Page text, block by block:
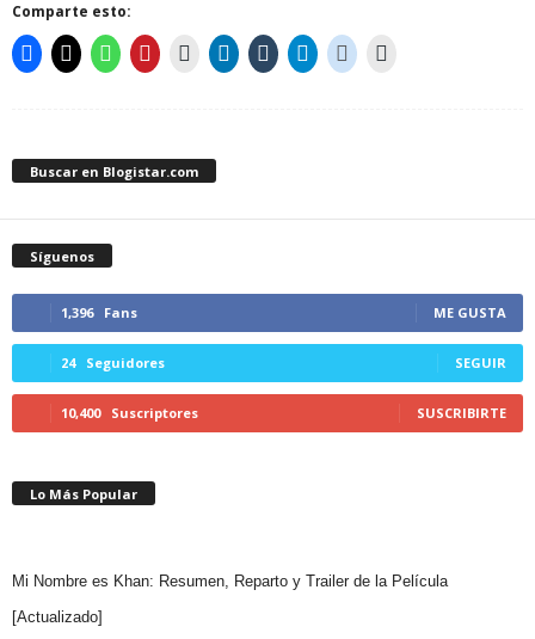
Comparte esto:
Buscar en Blogistar.com
Síguenos
1,396 Fans ME GUSTA
24 Seguidores SEGUIR
10,400 Suscriptores SUSCRIBIRTE
Lo Más Popular
Mi Nombre es Khan: Resumen, Reparto y Trailer de la Película
[Actualizado]